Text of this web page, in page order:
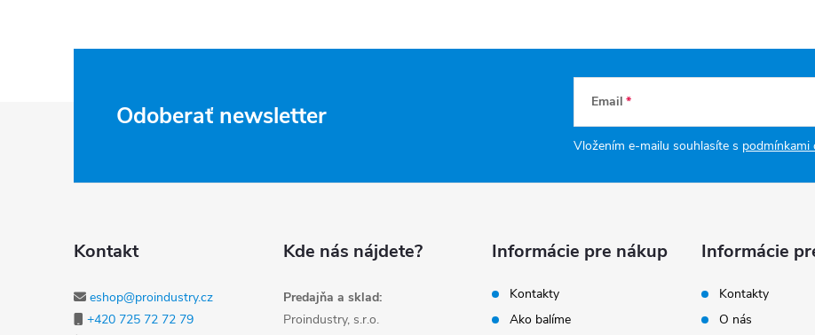
Odoberať newsletter Email
Vložením e-mailu souhlasíte s podmínkami
Kontakt
eshop@proindustry.cz
+420 725 72 72 79
Kde nás nájdete?
Predajňa a sklad:
Proindustry, s.r.o.
Informácie pre nákup
Kontakty
Ako balíme
Informácie
Kontakty
O nás